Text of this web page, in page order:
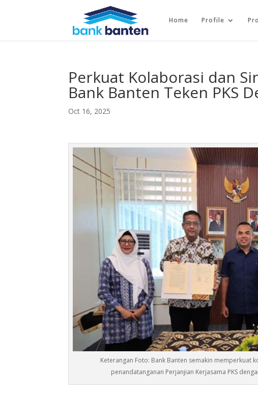
Home Profile
Perkuat Kolaborasi dan
Bank Banten Teken PKS
Oct 16, 2025
Keterangan Foto: Bank Banten semakin memperkuat
penandatanganan Perjanjian Kerjasama PKS